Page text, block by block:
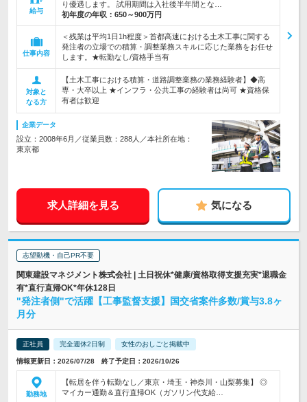
給与
り優遇します。 試用期間は入社後半年間とな…
初年度の年収： 650～900万円
仕事内容
＜残業は平均1日1h程度＞首都高速における土木工事に関する
発注者の立場での積算・調整業務スキルに応じた業務をお任せ
します。★転勤なし/資格手当有
対象と
なる方
【土木工事における積算・道路調整業務の業務経験者】◆高
専・大卒以上 ★インフラ・公共工事の経験者は尚可 ★資格保
有者は歓迎
企業データ
設立：2008年6月／従業員数：288人／本社所在地：
東京都
求人詳細を見る 気になる
志望動機・自己PR不要
関東建設マネジメント株式会社 | 土日祝休*健康/資格取得支援充実*退職金
有*直行直帰OK*年休128日
"発注者側"で活躍【工事監督支援】国交省案件多数/賞与3.8ヶ
月分
正社員 完全週休2日制 女性のおしごと掲載中
情報更新日：2026/07/28 終了予定日：2026/10/26
勤務地
【転居を伴う転勤なし／東京・埼玉・神奈川・山梨募集】 ◎
マイカー通勤＆直行直帰OK（ガソリン代支給…